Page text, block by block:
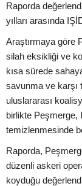
Raporda
yılları arasında
Araştırmaya göre
silah eksikliği ve
kısa sürede
savunma ve karşı
uluslararası
birlikte Peşmerge,
temizlenmesinde
Raporda,
düzenli askeri
koyduğu